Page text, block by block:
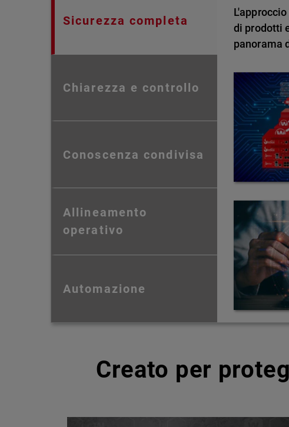
Sicurezza completa
Chiarezza e controllo
Conoscenza condivisa
Allineamento
operativo
Automazione
di prodotti
panorama
Creato per